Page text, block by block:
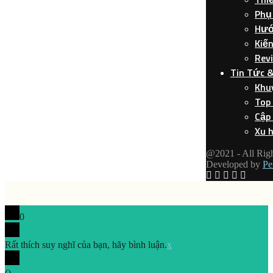
Tin Tức
Xu
@2021 - All
Developed by
0
Rất thích suy nghĩ của bạn, hãy bình luận.x